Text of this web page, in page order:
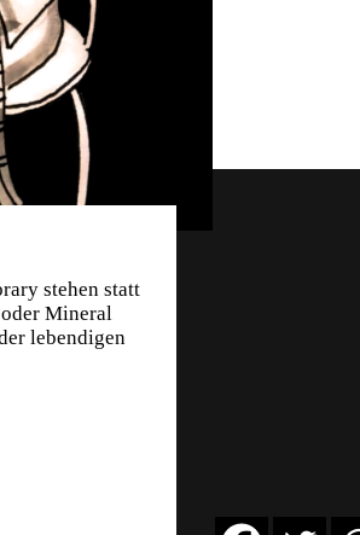
stehen statt
Mineral
lebendigen